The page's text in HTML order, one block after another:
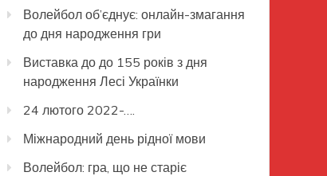
Волейбол об’єднує: онлайн-змагання
до дня народження гри
Виставка до до 155 років з дня
народження Лесі Українки
24 лютого 2022-….
Міжнародний день рідної мови
Волейбол: гра, що не старіє